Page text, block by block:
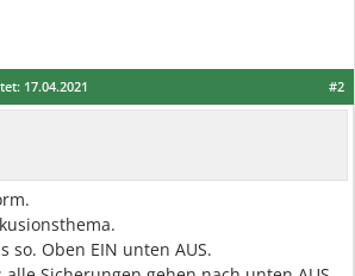
#2
17.04.2021
so. Oben EIN unten AUS.